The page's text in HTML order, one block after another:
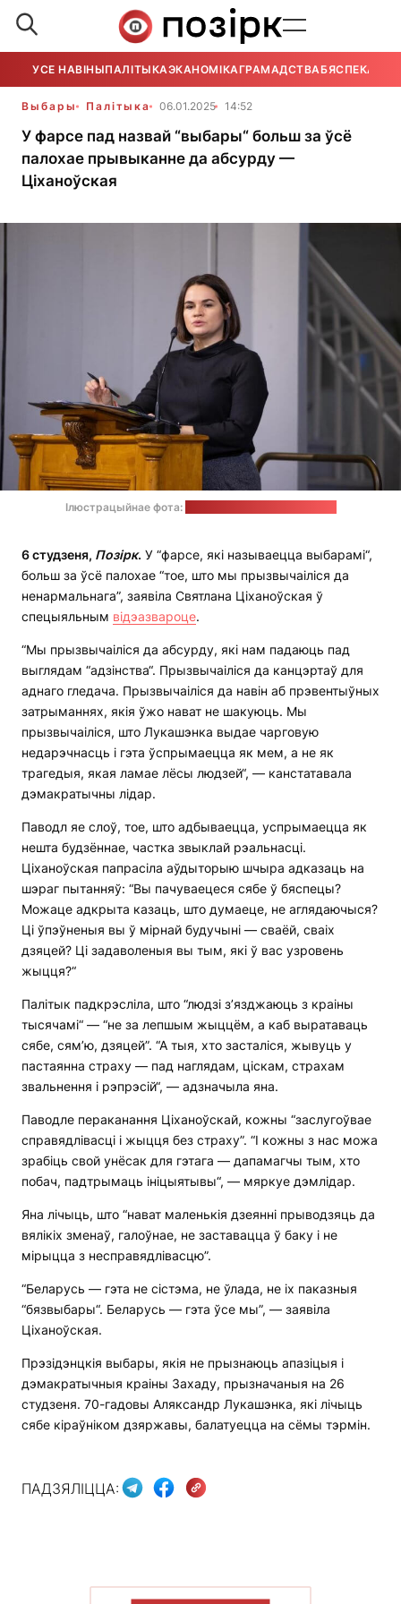
УСЕ НАВІНЫПАЛІТЫКАЭКАНОМІКАГРАМАДСТВАБЯСПЕКА
Выбары Палітыка 06.01.2025 14:52
У фарсе пад назвай “выбары“ больш за ўсё
палохае прывыканне да абсурду —
Ціханоўская
Ілюстрацыйнае фота:
6 студзеня, Позірк. У “фарсе, які называецца выбарамі“,
больш за ўсё палохае “тое, што мы прызвычаіліся да
ненармальнага”, заявіла Святлана Ціханоўская ў
спецыяльным відэазвароце.
“Мы прызвычаіліся да абсурду, які нам падаюць пад
выглядам “адзінства“. Прызвычаіліся да канцэртаў для
аднаго гледача. Прызвычаіліся да навін аб прэвентыўных
затрыманнях, якія ўжо нават не шакуюць. Мы
прызвычаіліся, што Лукашэнка выдае чарговую
недарэчнасць і гэта ўспрымаецца як мем, а не як
трагедыя, якая ламае лёсы людзей“, — канстатавала
дэмакратычны лідар.
Паводл яе слоў, тое, што адбываецца, успрымаецца як
нешта будзённае, частка звыклай рэальнасці.
Ціханоўская папрасіла аўдыторыю шчыра адказаць на
шэраг пытанняў: “Вы пачуваецеся сябе ў бяспецы?
Можаце адкрыта казаць, што думаеце, не аглядаючыся?
Ці ўпэўненыя вы ў мірнай будучыні — сваёй, сваіх
дзяцей? Ці задаволеныя вы тым, які ў вас узровень
жыцця?“
Палітык падкрэсліла, што “людзі з’язджаюць з краіны
тысячамі“ — “не за лепшым жыццём, а каб выратаваць
сябе, сям’ю, дзяцей”. “А тыя, хто засталіся, жывуць у
пастаянна страху — пад наглядам, ціскам, страхам
звальнення і рэпрэсій“, — адзначыла яна.
Паводле пераканання Ціханоўскай, кожны “заслугоўвае
справядлівасці і жыцця без страху”. “І кожны з нас можа
зрабіць свой унёсак для гэтага — дапамагчы тым, хто
побач, падтрымаць ініцыятывы“, — мяркуе дэмлідар.
Яна лічыць, што “нават маленькія дзеянні прыводзяць да
вялікіх зменаў, галоўнае, не заставацца ў баку і не
мірыцца з несправядлівасцю”.
“Беларусь — гэта не сістэма, не ўлада, не іх паказныя
“бязвыбары“. Беларусь — гэта ўсе мы”, — заявіла
Ціханоўская.
Прэзідэнцкія выбары, якія не прызнаюць апазіцыя і
дэмакратычныя краіны Захаду, прызначаныя на 26
студзеня. 70-гадовы Аляксандр Лукашэнка, які лічыць
сябе кіраўніком дзяржавы, балатуецца на сёмы тэрмін.
ПАДЗЯЛІЦЦА: